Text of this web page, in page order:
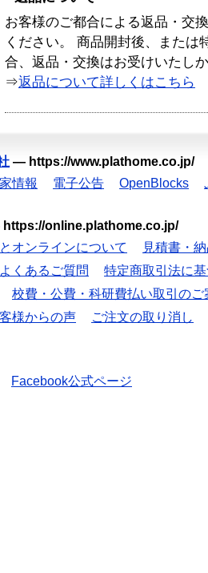
お客様のご都合による返品・交
ください。 商品開封後、または
合、返品・交換はお受けいたし
⇒返品について詳しくはこちら
— https://www.plathome.co.jp/
情報 電子公告 OpenBlocks
https://online.plathome.co.jp/
オンラインについて
見積書・
よくあるご質問
特定商取引法に
校費・公費・科研費払い取引のご
様からの声 ご注文の取り消し
Facebook公式ページ